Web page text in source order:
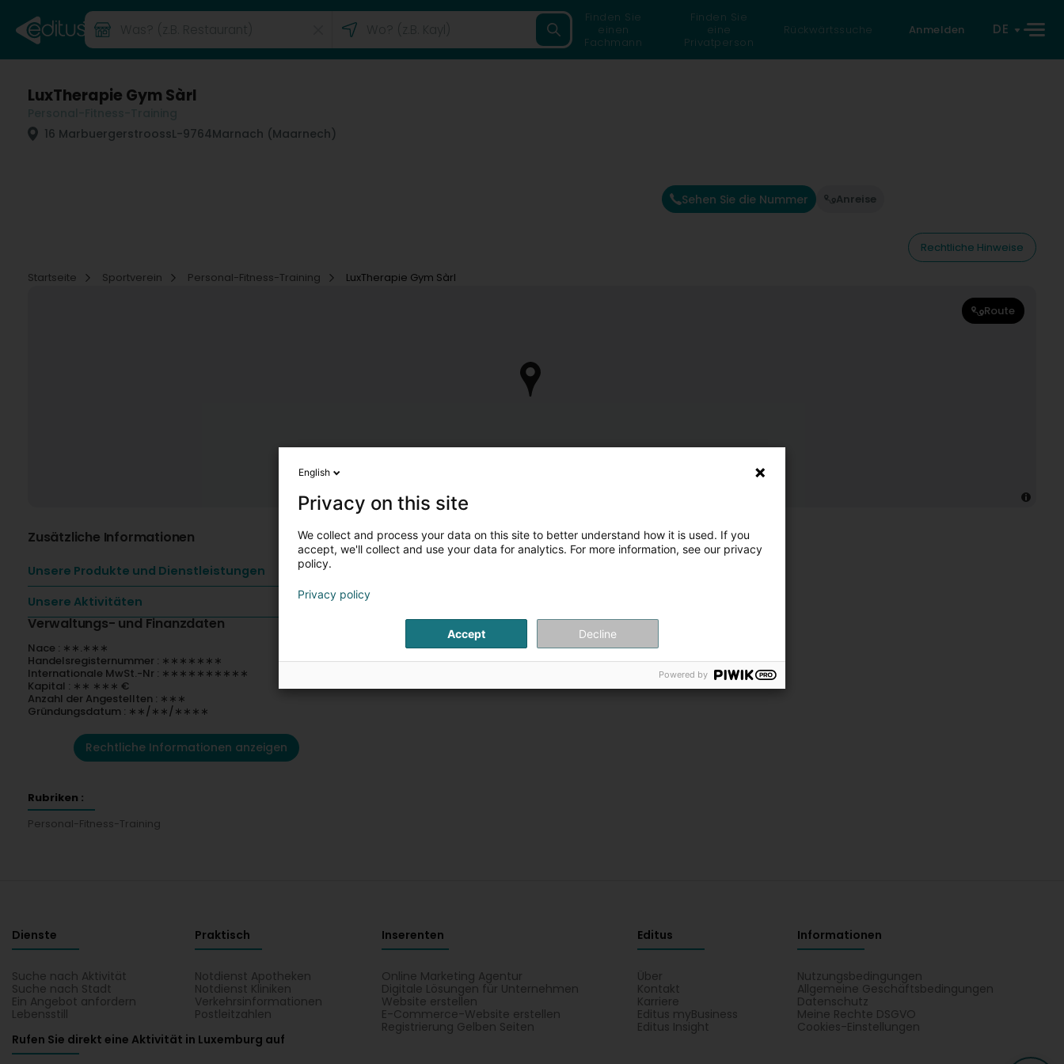
Finden Sie
einen
Fachmann
Finden Sie
eine
Privatperson
Rückwärtssuche Anmelden DE
LuxTherapie Gym Sàrl
16 MarbuergerstroossL-9764Marnach (Maarnech)
Sehen Sie die Nummer Anreise
Rechtliche Hinweise
Startseite
Sportverein Personal-Fitness-Training LuxTherapie Gym Sàrl
Route
Zusätzliche Informationen
Unsere Produkte und Dienstleistungen
Unsere Aktivitäten
Verwaltungs- und Finanzdaten
Nace : ∗∗.∗∗∗
Handelsregisternummer : ∗∗∗∗∗∗∗
Internationale MwSt.-Nr : ∗∗∗∗∗∗∗∗∗∗
Kapital : ∗∗ ∗∗∗ €
Anzahl der Angestellten : ∗∗∗
Gründungsdatum : ∗∗/∗∗/∗∗∗∗
Rechtliche Informationen anzeigen
Rubriken :
Personal-Fitness-Training
Dienste
Suche nach Aktivität
Suche nach Stadt
Ein Angebot anfordern
Lebensstill
Praktisch
Notdienst Apotheken
Notdienst Kliniken
Verkehrsinformationen
Postleitzahlen
Inserenten
Online Marketing Agentur
Digitale Lösungen für Unternehmen
Website erstellen
E-Commerce-Website erstellen
Registrierung Gelben Seiten
Editus
Über
Kontakt
Karriere
Editus myBusiness
Editus Insight
Informationen
Nutzungsbedingungen
Allgemeine Geschäftsbedingungen
Datenschutz
Meine Rechte DSGVO
Cookies-Einstellungen
Rufen Sie direkt eine Aktivität in Luxemburg auf
English
Privacy on this site
We collect and process your data on this site to better understand how it is used. If you
accept, we'll collect and use your data for analytics. For more information, see our privacy
policy.
Privacy policy
Accept Decline
Powered by